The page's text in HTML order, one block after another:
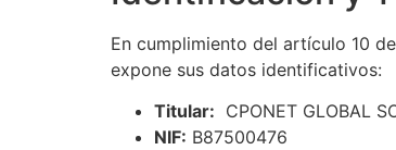
En cumplimiento del artículo 10
expone sus datos identificativos:
Titular: CPONET GLOBAL
NIF: B87500476